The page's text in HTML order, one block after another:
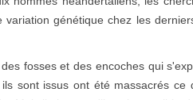
génétique chez les
fosses et des encoches qui
sont issus ont été massacrés